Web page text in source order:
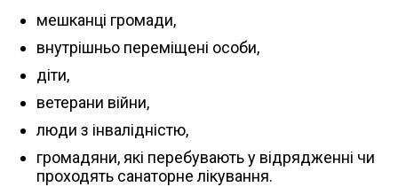
мешканці громади,
внутрішньо переміщені особи,
діти,
ветерани війни,
люди з інвалідністю,
громадяни, які перебувають у відрядженні чи
проходять санаторне лікування.